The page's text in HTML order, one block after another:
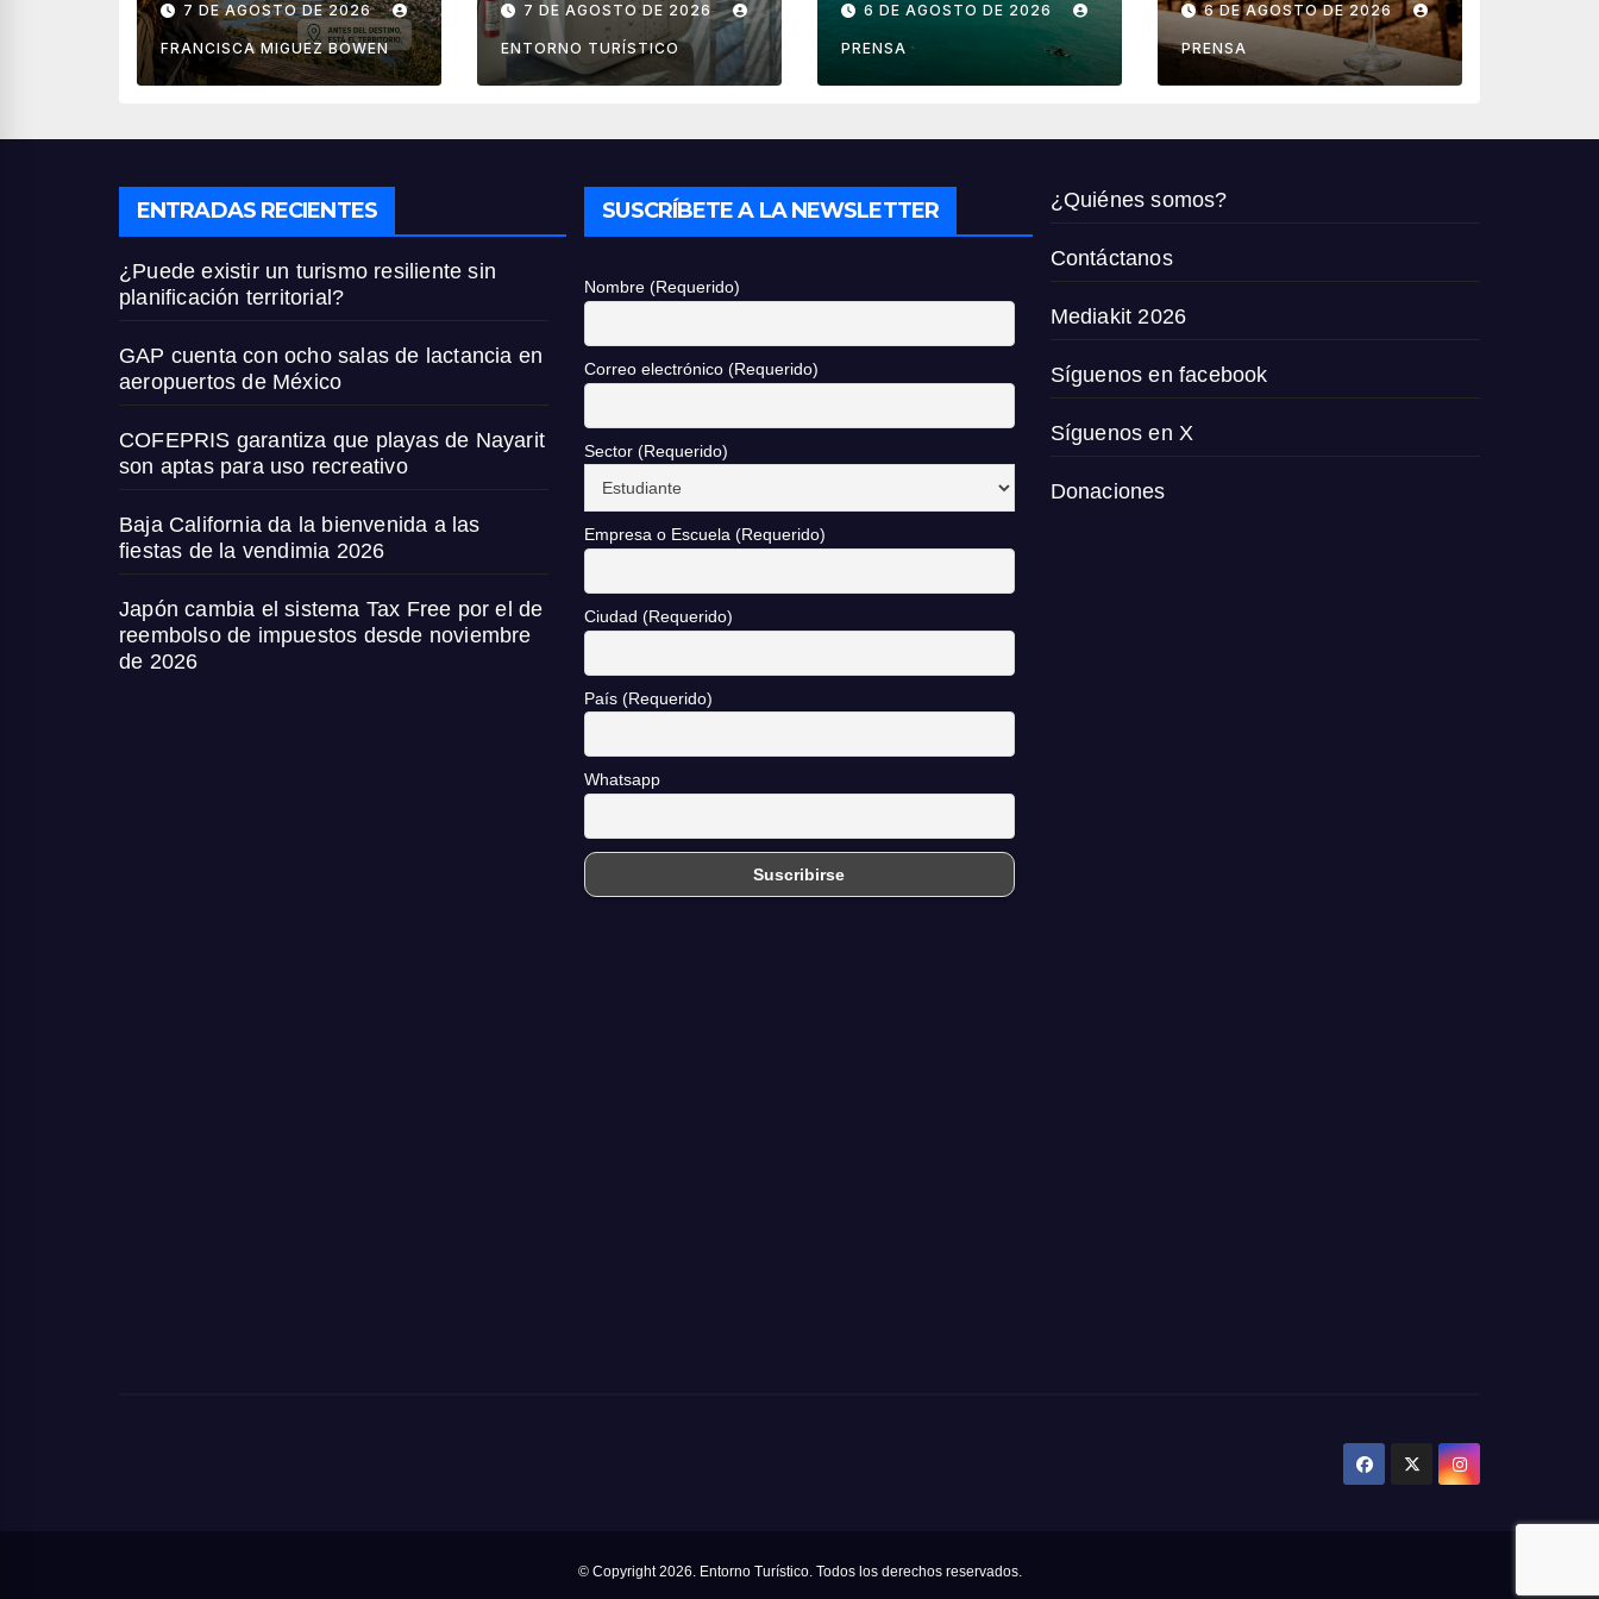
territorial?
7 DE AGOSTO DE 2026
FRANCISCA MIGUEZ BOWEN
aeropuertos de
México
7 DE AGOSTO DE 2026
ENTORNO TURÍSTICO
son aptas para
uso recreativo
6 DE AGOSTO DE 2026
PRENSA
vendimia 2026
6 DE AGOSTO DE 2026
PRENSA
ENTRADAS RECIENTES
¿Puede existir un turismo resiliente sin
planificación territorial?
GAP cuenta con ocho salas de lactancia en
aeropuertos de México
COFEPRIS garantiza que playas de Nayarit
son aptas para uso recreativo
Baja California da la bienvenida a las
fiestas de la vendimia 2026
Japón cambia el sistema Tax Free por el de
reembolso de impuestos desde noviembre
de 2026
SUSCRÍBETE A LA NEWSLETTER
Nombre (Requerido)
Correo electrónico (Requerido)
Sector (Requerido)
Empresa o Escuela (Requerido)
Ciudad (Requerido)
País (Requerido)
Whatsapp
¿Quiénes somos?
Contáctanos
Mediakit 2026
Síguenos en facebook
Síguenos en X
Donaciones